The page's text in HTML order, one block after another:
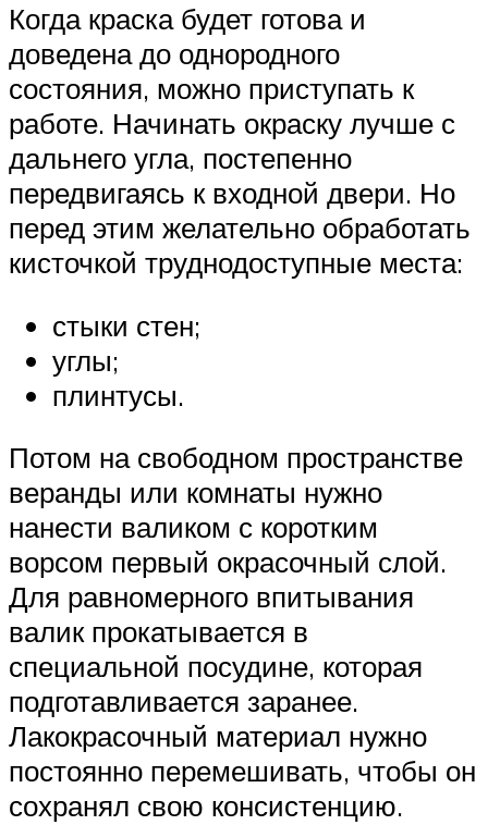
Когда краска будет готова и
доведена до однородного
состояния, можно приступать к
работе. Начинать окраску лучше с
дальнего угла, постепенно
передвигаясь к входной двери. Но
перед этим желательно обработать
кисточкой труднодоступные места:
стыки стен;
углы;
плинтусы.
Потом на свободном пространстве
веранды или комнаты нужно
нанести валиком с коротким
ворсом первый окрасочный слой.
Для равномерного впитывания
валик прокатывается в
специальной посудине, которая
подготавливается заранее.
Лакокрасочный материал нужно
постоянно перемешивать, чтобы он
сохранял свою консистенцию.